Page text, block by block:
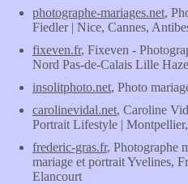
photographe-mariages.net,
Fiedler | Nice, Cannes,
fixeven.fr, Fixeven -
Nord Pas-de-Calais Lille
insolitphoto.net, Photo
carolinevidal.net, Caroline
Portrait Lifestyle |
frederic-gras.fr, Photographe
mariage et portrait Yvelines,
Elancourt